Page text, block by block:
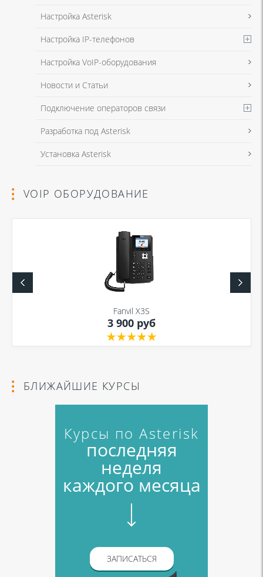
Настройка Asterisk
Настройка IP-телефонов
Настройка VoIP-оборудования
Новости и Статьи
Подключение операторов связи
Разработка под Asterisk
Установка Asterisk
VOIP ОБОРУДОВАНИЕ
Fanvil X3S
3 900 руб
БЛИЖАЙШИЕ КУРСЫ
Курсы по Asterisk
последняя
неделя
каждого месяца
ЗАПИСАТЬСЯ